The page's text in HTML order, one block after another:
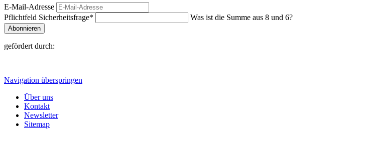
E-Mail-Adresse
Pflichtfeld Sicherheitsfrage* Was ist die Summe aus 8 und 6?
Abonnieren
gefördert durch:
Navigation überspringen
Über uns
Kontakt
Newsletter
Sitemap